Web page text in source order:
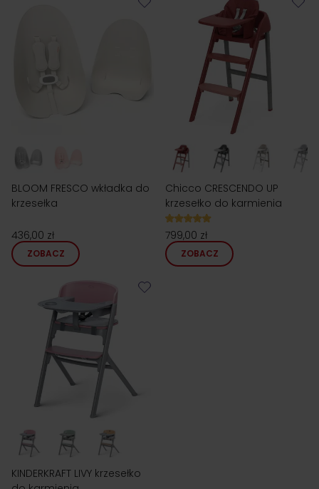
BLOOM FRESCO wkładka do
krzesełka
436,00 zł
ZOBACZ
Chicco CRESCENDO UP
krzesełko do karmienia
799,00 zł
ZOBACZ
KINDERKRAFT LIVY krzesełko